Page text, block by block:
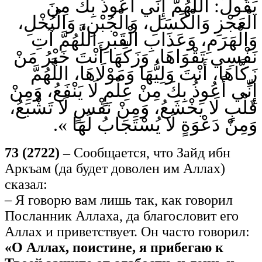
يَقُولُ: اللَّهُمَّ إِنِّي أَعُوذُ بِكَ مِنَ
الْعَجْزِ وَالْكَسَلِ، وَالْجُبْنِ، وَالْبُخْلِ،
وَالْهَرَمِ، وَعَذَابِ الْقَبْرِ اللَّهُمَّ آتِ
نَفْسِي تَقْوَاهَا، وَزَكِّهَا أَنْتَ خَيْرُ مَنْ
زَكَّاهَا، أَنْتَ وَلِيُّهَا وَمَوْلَاهَا، اللَّهُمَّ
إِنِّي أَعُوذُ بِكَ مِنْ عِلْمٍ لَا يَنْفَعُ، وَمِنْ
قَلْبٍ لَا يَخْشَعُ، وَمِنْ نَفْسٍ لَا تَشْبَعُ،
وَمِنْ دَعْوَةٍ لَا يُسْتَجَابُ لَهَا ».
73 (2722) –Сообщается, что Зайд ибн
Аркъам (да будет доволен им Аллах)
сказал:
– Я говорю вам лишь так, как говорил
Посланник Аллаха, да благословит его
Аллах и приветствует. Он часто говорил:
«О Аллах, поистине, я прибегаю к